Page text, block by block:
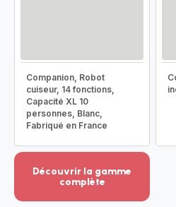
Companion, Robot
cuiseur, 14 fonctions,
Capacité XL 10
personnes, Blanc,
Fabriqué en France
Découvrir la gamme
complète